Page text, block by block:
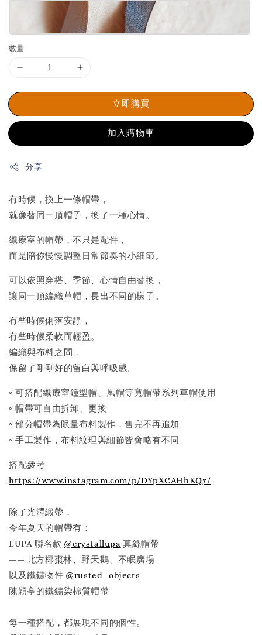
數量
立即購買
加入購物車
分享
有時候，換上一條帽帶，
就像替同一頂帽子，換了一種心情。
織療室的帽帶，不只是配件，
而是陪你慢慢調整日常節奏的小細節。
可以依照穿搭、季節、心情自由替換，
讓同一頂編織草帽，長出不同的樣子。
有些時候俐落安靜，
有些時候柔軟而輕盈。
編織與布料之間，
保留了剛剛好的留白與呼吸感。
𖨂 可搭配織療室鐘型帽、凰帽等寬帽帶系列草帽使用
𖨂 帽帶可自由拆卸、更換
𖨂 部分帽帶為限量布料製作，售完不再追加
𖨂 手工製作，布料紋理與細節皆會略有不同
搭配參考
https://www.instagram.com/p/DYpXCAHhKQz/
除了光澤緞帶，
今年夏天的帽帶有：
LUPA 聯名款 @crystallupa 真絲帽帶
—— 北方椰棗林、野天鵝、不眠廣場
以及鐵鏽物件 @rusted_objects
陳穎亭的鐵鏽染棉質帽帶
每一種搭配，都展現不同的個性。